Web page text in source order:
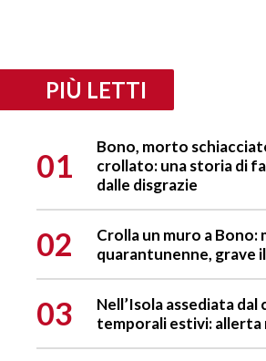
PIÙ LETTI
01
Bono, morto
crollato: una storia di
dalle disgrazie
02
Crolla un muro a Bono:
quarantunenne, grave
03
Nell’Isola assediata dal
temporali estivi: allerta